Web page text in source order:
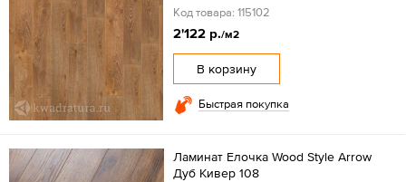
Код товара: 115102
2'122 р./м2
В корзину
Быстрая покупка
Ламинат Елочка Wood Style Arrow
Дуб Кивер 108